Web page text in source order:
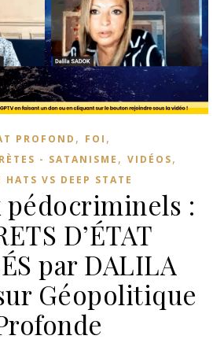
PROFOND , FOI ,
- SATANISME , VIDÉOS,
HATS VS DEEP STATE
pédocriminels :
D’ÉTAT
par DALILA
Géopolitique